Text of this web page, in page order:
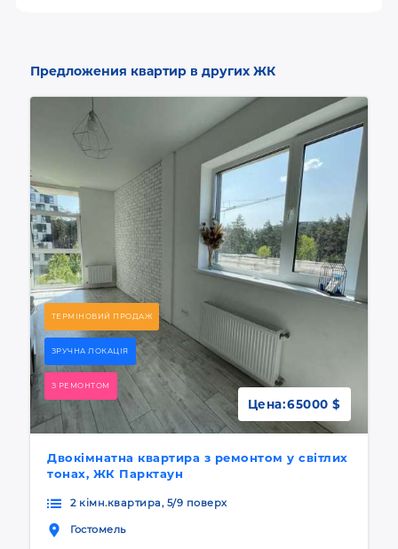
Предложения квартир в других ЖК
ТЕРМІНОВИЙ ПРОДАЖ
ЗРУЧНА ЛОКАЦІЯ
З РЕМОНТОМ
Двокімнатна квартира з ремонтом у світлих
тонах, ЖК Парктаун
Цена:65000 $
2 кімн.квартира, 5/9 поверх
Гостомель